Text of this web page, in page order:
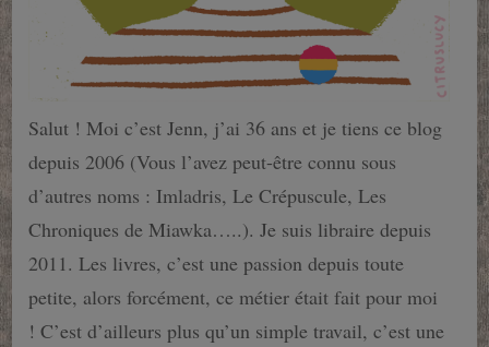
Salut ! Moi c’est Jenn, j’ai 36 ans et je tiens ce blog
depuis 2006 (Vous l’avez peut-être connu sous
d’autres noms : Imladris, Le Crépuscule, Les
Chroniques de Miawka…..). Je suis libraire depuis
2011. Les livres, c’est une passion depuis toute
petite, alors forcément, ce métier était fait pour moi
! C’est d’ailleurs plus qu’un simple travail, c’est une